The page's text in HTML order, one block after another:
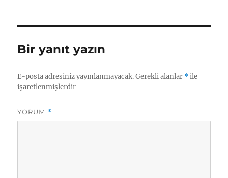
Bir yanıt yazın
E-posta adresiniz yayınlanmayacak. Gerekli alanlar *ile
işaretlenmişlerdir
YORUM *